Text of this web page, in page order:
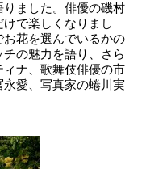
ました。俳優の磯村
で楽しくなりまし
花を選んでいるかの
の魅力を語り、さら
ナ、歌舞伎俳優の市
永愛、写真家の蜷川実